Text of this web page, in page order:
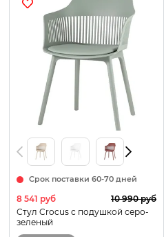
Срок поставки 60-70 дней
8 541 руб
10 990 руб
Стул Crocus с подушкой серо-
зеленый